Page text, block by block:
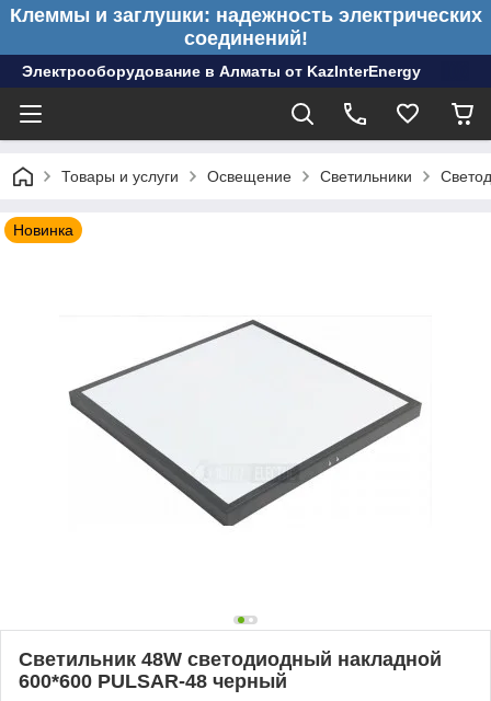
Клеммы и заглушки: надежность электрических
соединений!
Электрооборудование в Алматы от KazInterEnergy
Товары и услуги Освещение Светильники
Новинка
Светильник 48W светодиодный накладной
600*600 PULSAR-48 черный